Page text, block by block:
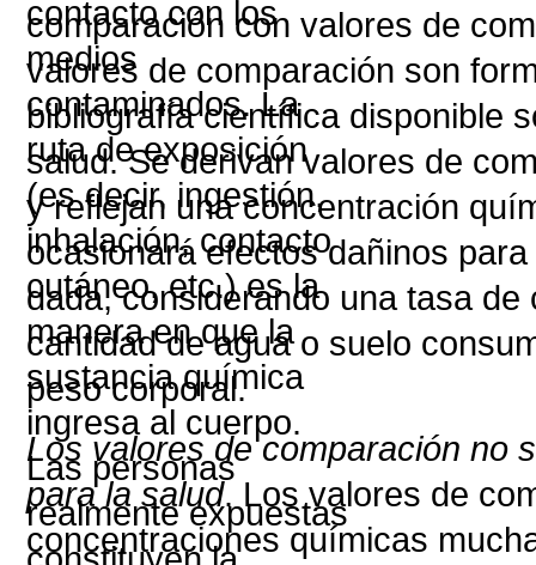
comparación con valores de
valores de comparación son
bibliografía científica disponible
salud. Se derivan valores de
y reflejan una concentración
ocasionará efectos dañinos
dada, considerando una tasa
cantidad de agua o suelo
peso corporal.
Los valores de comparación no
para la salud. Los valores de
concentraciones químicas